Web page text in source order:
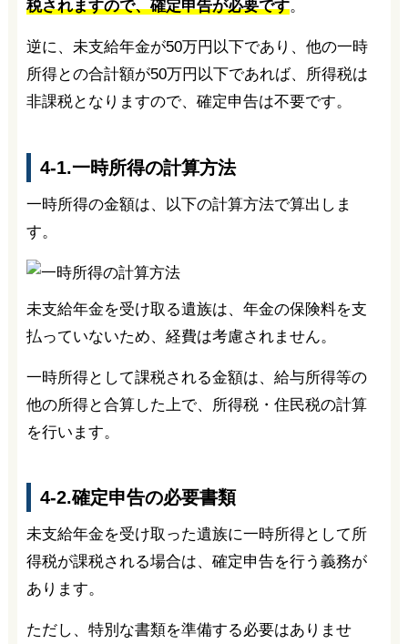
税されますので、確定申告が必要です。
逆に、未支給年金が50万円以下であり、他の一時
所得との合計額が50万円以下であれば、所得税は
非課税となりますので、確定申告は不要です。
4-1.一時所得の計算方法
一時所得の金額は、以下の計算方法で算出しま
す。
未支給年金を受け取る遺族は、年金の保険料を支
払っていないため、経費は考慮されません。
一時所得として課税される金額は、給与所得等の
他の所得と合算した上で、所得税・住民税の計算
を行います。
4-2.確定申告の必要書類
未支給年金を受け取った遺族に一時所得として所
得税が課税される場合は、確定申告を行う義務が
あります。
ただし、特別な書類を準備する必要はありませ